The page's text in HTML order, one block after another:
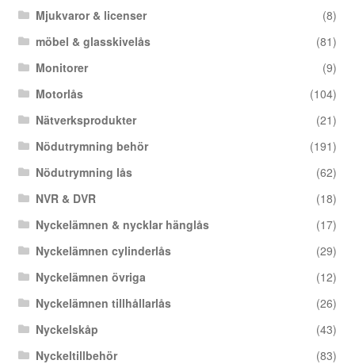
Mjukvaror & licenser
(8)
möbel & glasskivelås
(81)
Monitorer
(9)
Motorlås
(104)
Nätverksprodukter
(21)
Nödutrymning behör
(191)
Nödutrymning lås
(62)
NVR & DVR
(18)
Nyckelämnen & nycklar hänglås
(17)
Nyckelämnen cylinderlås
(29)
Nyckelämnen övriga
(12)
Nyckelämnen tillhållarlås
(26)
Nyckelskåp
(43)
Nyckeltillbehör
(83)